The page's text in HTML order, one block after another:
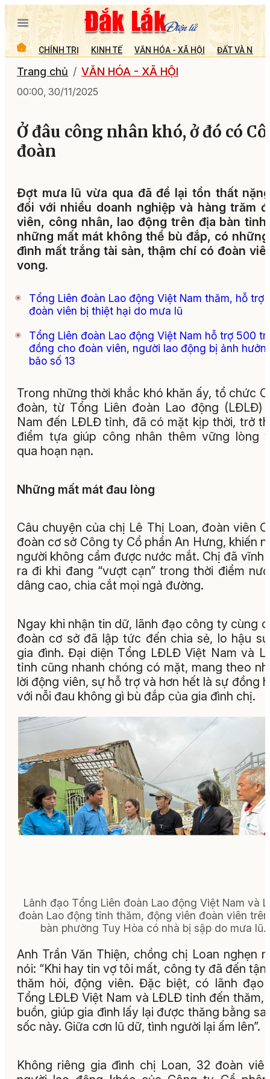
CHÍNH TRỊ KINH TẾ VĂN HÓA - XÃ HỘI ĐẤT VÀ
Trang chủ VĂN HÓA - XÃ HỘI
00:00, 30/11/2025
Ở đâu công nhân khó, ở đó có
đoàn
Đợt mưa lũ vừa qua đã để lại tổn thất
đối với nhiều doanh nghiệp và hàng trăm
viên, công nhân, lao động trên địa bàn
những mất mát không thể bù đắp, có
đình mất trắng tài sản, thậm chí có đoàn
vong.
Tổng Liên đoàn Lao động Việt Nam thăm, hỗ trợ
đoàn viên bị thiệt hại do mưa lũ
Tổng Liên đoàn Lao động Việt Nam hỗ trợ 500
đồng cho đoàn viên, người lao động bị ảnh
bão số 13
Trong những thời khắc khó khăn ấy, tổ chức
đoàn, từ Tổng Liên đoàn Lao động (LĐLĐ)
Nam đến LĐLĐ tỉnh, đã có mặt kịp thời, trở
điểm tựa giúp công nhân thêm vững lòng
qua hoạn nạn.
Những mất mát đau lòng
Câu chuyện của chị Lê Thị Loan, đoàn viên
đoàn cơ sở Công ty Cổ phần An Hưng, khiến
người không cầm được nước mắt. Chị đã vĩnh
ra đi khi đang “vượt cạn” trong thời điểm
dâng cao, chia cắt mọi ngả đường.
Ngay khi nhận tin dữ, lãnh đạo công ty cùng
đoàn cơ sở đã lập tức đến chia sẻ, lo hậu
gia đình. Đại diện Tổng LĐLĐ Việt Nam và
tỉnh cũng nhanh chóng có mặt, mang theo
lời động viên, sự hỗ trợ và hơn hết là sự đồng
với nỗi đau không gì bù đắp của gia đình chị.
Lãnh đạo Tổng Liên đoàn Lao động Việt Nam và
đoàn Lao động tỉnh thăm, động viên đoàn viên
bàn phường Tuy Hòa có nhà bị sập do mưa lũ.
Anh Trần Văn Thiện, chồng chị Loan nghẹn
nói: “Khi hay tin vợ tôi mất, công ty đã đến tận
thăm hỏi, động viên. Đặc biệt, có lãnh đạo
Tổng LĐLĐ Việt Nam và LĐLĐ tỉnh đến thăm,
buồn, giúp gia đình lấy lại được thăng bằng
sốc này. Giữa cơn lũ dữ, tình người lại ấm lên”.
Không riêng gia đình chị Loan, 32 đoàn